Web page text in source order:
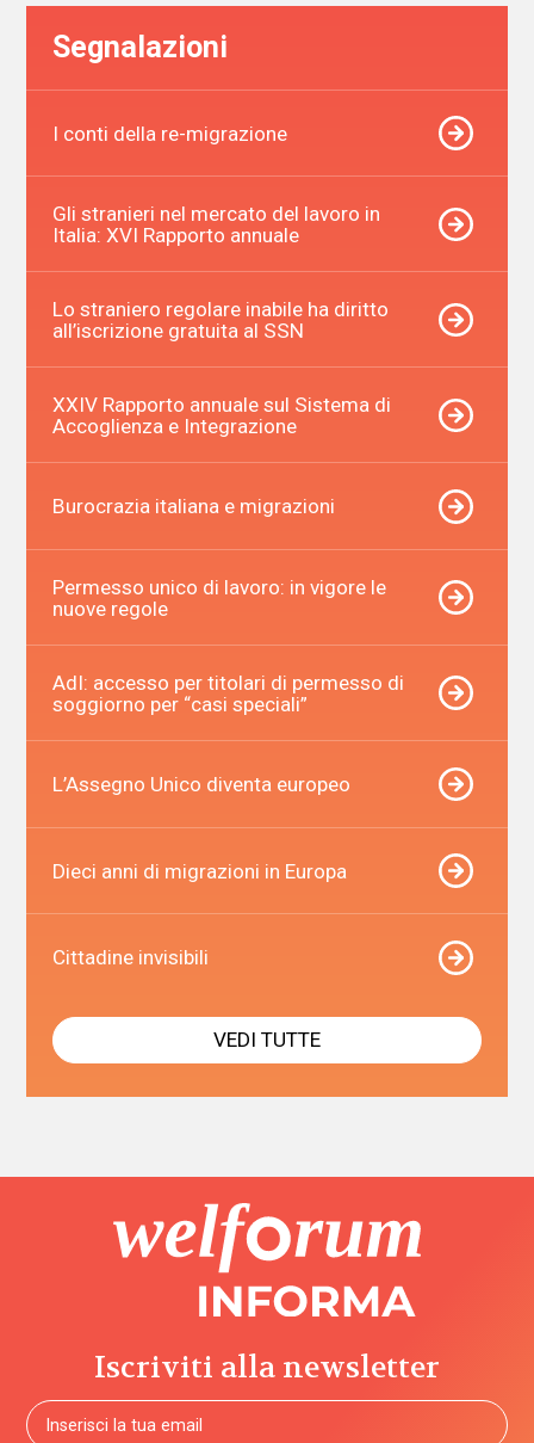
Segnalazioni
I conti della re-migrazione
Gli stranieri nel mercato del lavoro in
Italia: XVI Rapporto annuale
Lo straniero regolare inabile ha diritto
all’iscrizione gratuita al SSN
XXIV Rapporto annuale sul Sistema di
Accoglienza e Integrazione
Burocrazia italiana e migrazioni
Permesso unico di lavoro: in vigore le
nuove regole
AdI: accesso per titolari di permesso di
soggiorno per “casi speciali”
L’Assegno Unico diventa europeo
Dieci anni di migrazioni in Europa
Cittadine invisibili
VEDI TUTTE
Iscriviti alla newsletter